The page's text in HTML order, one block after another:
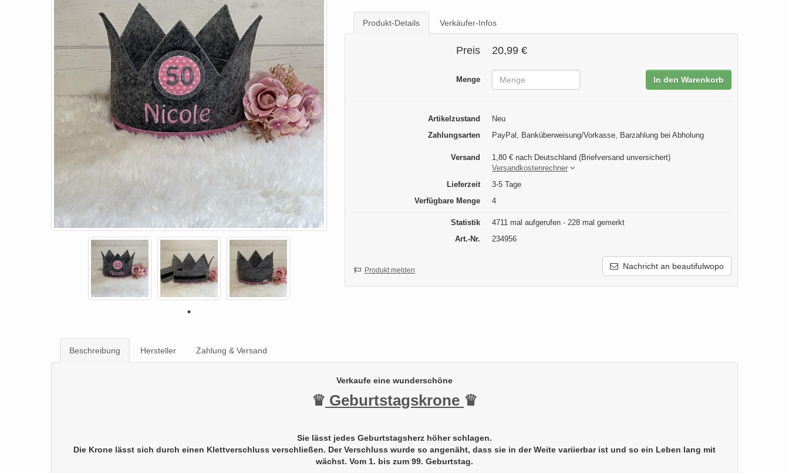
Produkt-Details Verkäufer-Infos
Preis 20,99 €
Menge In den Warenkorb
Artikelzustand
Neu
Zahlungsarten
PayPal, Banküberweisung/Vorkasse, Barzahlung bei Abholung
Versand
1,80 € nach Deutschland (Briefversand unversichert)
Versandkostenrechner
Lieferzeit
3-5 Tage
Verfügbare Menge
4
Statistik
4711 mal aufgerufen - 228 mal gemerkt
Art.-Nr.
234956
Nachricht an beautifulwopo
Produkt melden
Beschreibung Hersteller Zahlung & Versand
Verkaufe eine wunderschöne
♛ Geburtstagskrone ♛
Sie lässt jedes Geburtstagsherz höher schlagen.
Die Krone lässt sich durch einen Klettverschluss verschließen. Der Verschluss wurde so angenäht, dass sie in der Weite variierbar ist und so ein Leben lang mit
wächst. Vom 1. bis zum 99. Geburtstag.